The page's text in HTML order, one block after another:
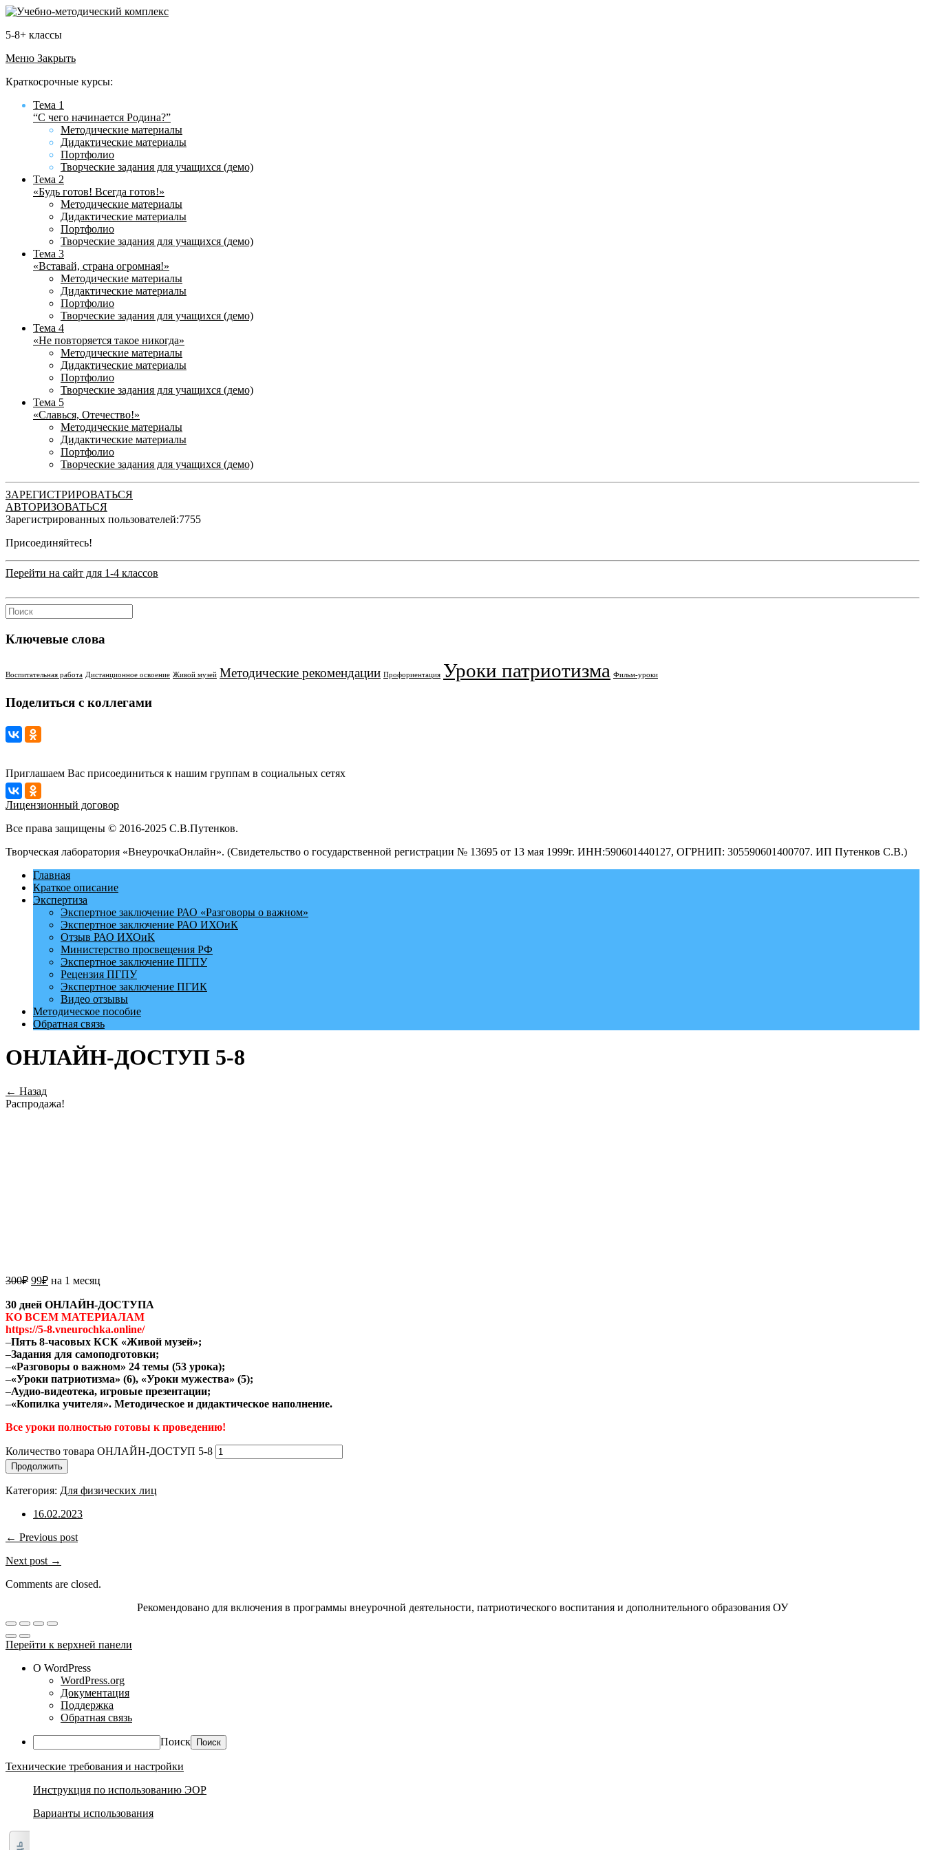
5-8+ классы
Меню Закрыть
Краткосрочные курсы:
Тема 1
“С чего начинается Родина?”
Методические материалы
Дидактические материалы
Портфолио
Творческие задания для учащихся (демо)
Тема 2
«Будь готов! Всегда готов!»
Методические материалы
Дидактические материалы
Портфолио
Творческие задания для учащихся (демо)
Тема 3
«Вставай, страна огромная!»
Методические материалы
Дидактические материалы
Портфолио
Творческие задания для учащихся (демо)
Тема 4
«Не повторяется такое никогда»
Методические материалы
Дидактические материалы
Портфолио
Творческие задания для учащихся (демо)
Тема 5
«Славься, Отечество!»
Методические материалы
Дидактические материалы
Портфолио
Творческие задания для учащихся (демо)
ЗАРЕГИСТРИРОВАТЬСЯ
АВТОРИЗОВАТЬСЯ
Зарегистрированных пользователей:7755
Присоединяйтесь!
Перейти на сайт для 1-4 классов
Ключевые слова
Воспитательная работа Дистанционное освоение Живой музей Методические рекомендации Профориентация Уроки патриотизма Фильм-уроки
Поделиться с коллегами
Приглашаем Вас присоединиться к нашим группам в социальных сетях
Лицензионный договор
Все права защищены © 2016-2025 С.В.Путенков.
Творческая лаборатория «ВнеурочкаОнлайн». (Свидетельство о государственной регистрации № 13695 от 13 мая 1999г. ИНН:590601440127, ОГРНИП: 305590601400707. ИП Путенков С.В.)
Главная
Краткое описание
Экспертиза
Экспертное заключение РАО «Разговоры о важном»
Экспертное заключение РАО ИХОиК
Отзыв РАО ИХОиК
Министерство просвещения РФ
Экспертное заключение ПГПУ
Рецензия ПГПУ
Экспертное заключение ПГИК
Видео отзывы
Методическое пособие
Обратная связь
ОНЛАЙН-ДОСТУП 5-8
← Назад
Распродажа!
300₽ 99₽ на 1 месяц
30 дней ОНЛАЙН-ДОСТУПА
КО ВСЕМ МАТЕРИАЛАМ
https://5-8.vneurochka.online/
–Пять 8-часовых КСК «Живой музей»;
–Задания для самоподготовки;
–«Разговоры о важном» 24 темы (53 урока);
–«Уроки патриотизма» (6), «Уроки мужества» (5);
–Аудио-видеотека, игровые презентации;
–«Копилка учителя». Методическое и дидактическое наполнение.
Все уроки полностью готовы к проведению!
Количество товара ОНЛАЙН-ДОСТУП 5-8
Продолжить
Категория: Для физических лиц
16.02.2023
← Previous post
Next post →
Comments are closed.
Рекомендовано для включения в программы внеурочной деятельности, патриотического воспитания и дополнительного образования ОУ
Перейти к верхней панели
О WordPress
WordPress.org
Документация
Поддержка
Обратная связь
Поиск
Технические требования и настройки
Инструкция по использованию ЭОР
Варианты использования